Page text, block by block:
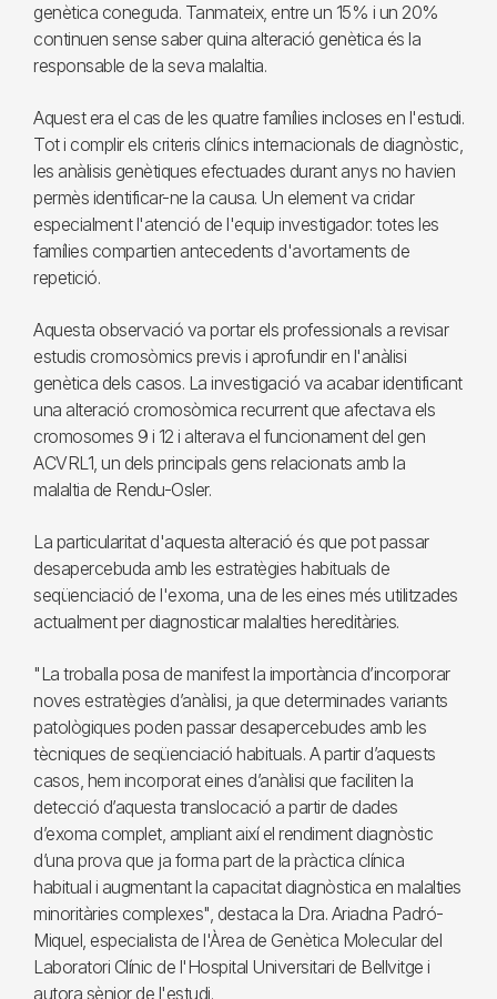
genètica coneguda. Tanmateix, entre un 15% i un 20%
continuen sense saber quina alteració genètica és la
responsable de la seva malaltia.
Aquest era el cas de les quatre famílies incloses en l'estudi.
Tot i complir els criteris clínics internacionals de diagnòstic,
les anàlisis genètiques efectuades durant anys no havien
permès identificar-ne la causa. Un element va cridar
especialment l'atenció de l'equip investigador: totes les
famílies compartien antecedents d'avortaments de
repetició.
Aquesta observació va portar els professionals a revisar
estudis cromosòmics previs i aprofundir en l'anàlisi
genètica dels casos. La investigació va acabar identificant
una alteració cromosòmica recurrent que afectava els
cromosomes 9 i 12 i alterava el funcionament del gen
ACVRL1, un dels principals gens relacionats amb la
malaltia de Rendu-Osler.
La particularitat d'aquesta alteració és que pot passar
desapercebuda amb les estratègies habituals de
seqüenciació de l'exoma, una de les eines més utilitzades
actualment per diagnosticar malalties hereditàries.
"La troballa posa de manifest la importància d’incorporar
noves estratègies d’anàlisi, ja que determinades variants
patològiques poden passar desapercebudes amb les
tècniques de seqüenciació habituals. A partir d’aquests
casos, hem incorporat eines d’anàlisi que faciliten la
detecció d’aquesta translocació a partir de dades
d’exoma complet, ampliant així el rendiment diagnòstic
d’una prova que ja forma part de la pràctica clínica
habitual i augmentant la capacitat diagnòstica en malalties
minoritàries complexes", destaca la Dra. Ariadna Padró-
Miquel, especialista de l'Àrea de Genètica Molecular del
Laboratori Clínic de l'Hospital Universitari de Bellvitge i
autora sènior de l'estudi.